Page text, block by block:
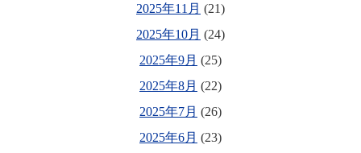
2025年11月 (21)
2025年10月 (24)
2025年9月 (25)
2025年8月 (22)
2025年7月 (26)
2025年6月 (23)